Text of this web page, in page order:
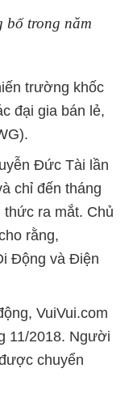
bố trong năm
trường khốc
đại gia bán lẻ,
Đức Tài lần
chỉ đến tháng
thức ra mắt. Chủ
rằng,
Động và Điện
VuiVui.com
11/2018. Người
chuyển